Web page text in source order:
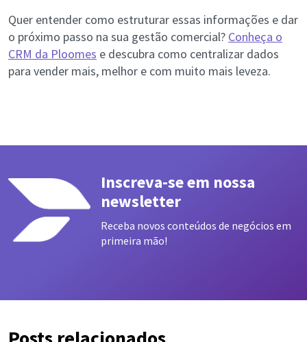
Quer entender como estruturar essas informações e dar
o próximo passo na sua gestão comercial? Conheça o
CRM da Ploomes e descubra como centralizar dados
para vender mais, melhor e com muito mais leveza.
Inscreva-se em nossa
newsletter
Receba novos conteúdos de negócios em
primeira mão!